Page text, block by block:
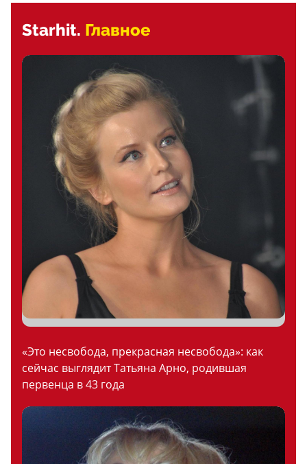
Starhit. Главное
«Это несвобода, прекрасная несвобода»: как
сейчас выглядит Татьяна Арно, родившая
первенца в 43 года